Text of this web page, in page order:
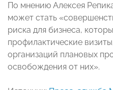
По мнению Алексея
может стать
риска для бизнеса,
профилактические
организаций плановых
освобождения от них».